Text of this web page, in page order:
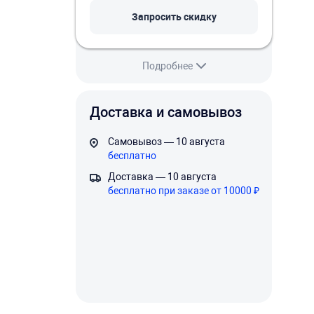
Запросить скидку
Подробнее
Доставка и самовывоз
Самовывоз — 10 августа
бесплатно
Доставка — 10 августа
бесплатно при заказе от 10000 ₽